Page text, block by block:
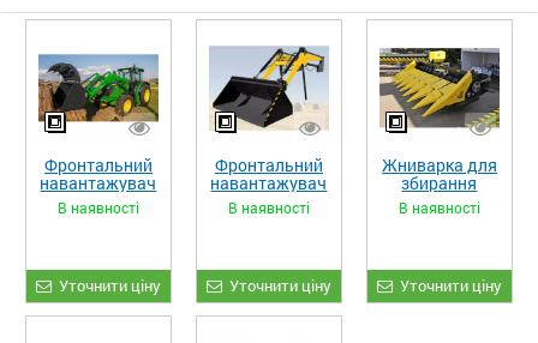
Фронтальний
навантажувач
«STRONG XL»
В наявності
Уточнити ціну
Фронтальний
навантажувач
«STRONG»
В наявності
Уточнити ціну
Жниварка для
збирання
кукурудзи
ЖКИ-870
В наявності
Уточнити ціну